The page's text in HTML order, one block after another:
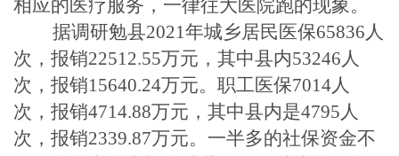
相应的医疗服务，一律往大医院跑的现象。
据调研勉县2021年城乡居民医保65836人
次，报销22512.55万元，其中县内53246人
次，报销15640.24万元。职工医保7014人
次，报销4714.88万元，其中县内是4795人
次，报销2339.87万元。一半多的社保资金不